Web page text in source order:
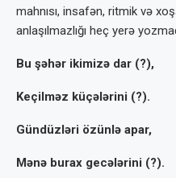
mahnısı, insafən, ritmik və
anlaşılmazlığı heç yerə
Bu şəhər ikimizə dar (?),
Keçilməz küçələrini (?).
Gündüzləri özünlə apar,
Mənə burax gecələrini (?).